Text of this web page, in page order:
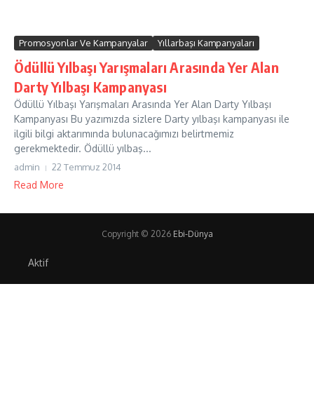
Promosyonlar Ve Kampanyalar Yıllarbaşı Kampanyaları
Ödüllü Yılbaşı Yarışmaları Arasında Yer Alan
Darty Yılbaşı Kampanyası
Ödüllü Yılbaşı Yarışmaları Arasında Yer Alan Darty Yılbaşı
Kampanyası Bu yazımızda sizlere Darty yılbaşı kampanyası ile
ilgili bilgi aktarımında bulunacağımızı belirtmemiz
gerekmektedir. Ödüllü yılbaş...
admin 22 Temmuz 2014
Read More
Copyright © 2026 Ebi-Dünya
Aktif